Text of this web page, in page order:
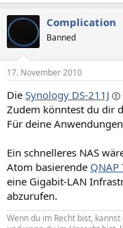
Complication
Banned
17. November 2010
Die Synology DS-211J
Zudem könntest du dir
Für deine
Ein schnelleres NAS
Atom basierende QNAP
eine Gigabit-LAN
abzurufen.
Wenn du im Recht bist,